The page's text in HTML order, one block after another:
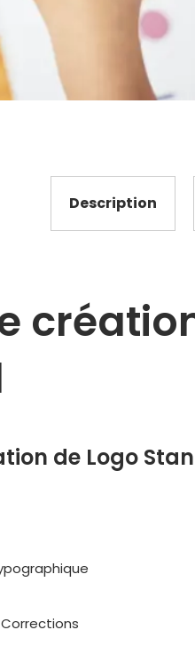
Description
de Logo